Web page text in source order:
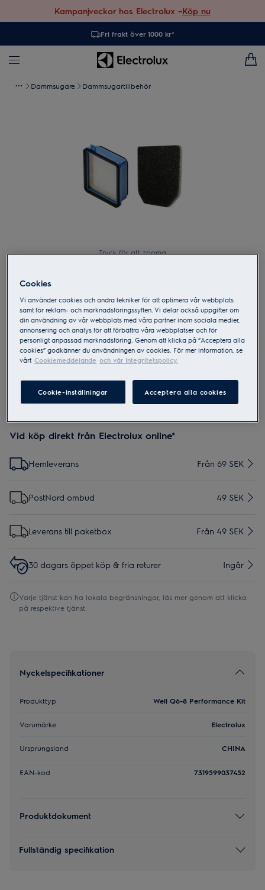
Kampanjveckor hos Electrolux –Köp nu
Fri frakt över 1000 kr*
Dammsugare Dammsugartillbehör
Tryck för att zooma
ESKW1
Well Q6-8 Performance Kit
5 (2)
Vid köp direkt från Electrolux online*
Hemleverans Från 69 SEK
PostNord ombud 49 SEK
Leverans till paketbox Från 49 SEK
30 dagars öppet köp & fria returer Ingår
Varje tjänst kan ha lokala begränsningar, läs mer genom att klicka
på respektive tjänst.
Nyckelspecifikationer
Produkttyp Well Q6-8 Performance Kit
Varumärke Electrolux
Ursprungsland CHINA
EAN-kod 7319599037452
Produktdokument
Fullständig specifikation
Cookies
Vi använder cookies och andra tekniker för att optimera vår webbplats
samt för reklam- och marknadsföringssyften. Vi delar också uppgifter om
din användning av vår webbplats med våra partner inom sociala medier,
annonsering och analys för att förbättra våra webbplatser och för
personligt anpassad marknadsföring. Genom att klicka på ”Acceptera alla
cookies” godkänner du användningen av cookies. För mer information, se
vårt Cookiemeddelande och vår Integritetspolicy.
Cookie-inställningar Acceptera alla cookies